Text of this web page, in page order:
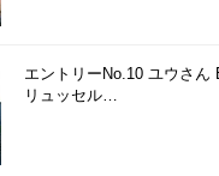
エントリーNo.10 ユウさ
リュッセル…